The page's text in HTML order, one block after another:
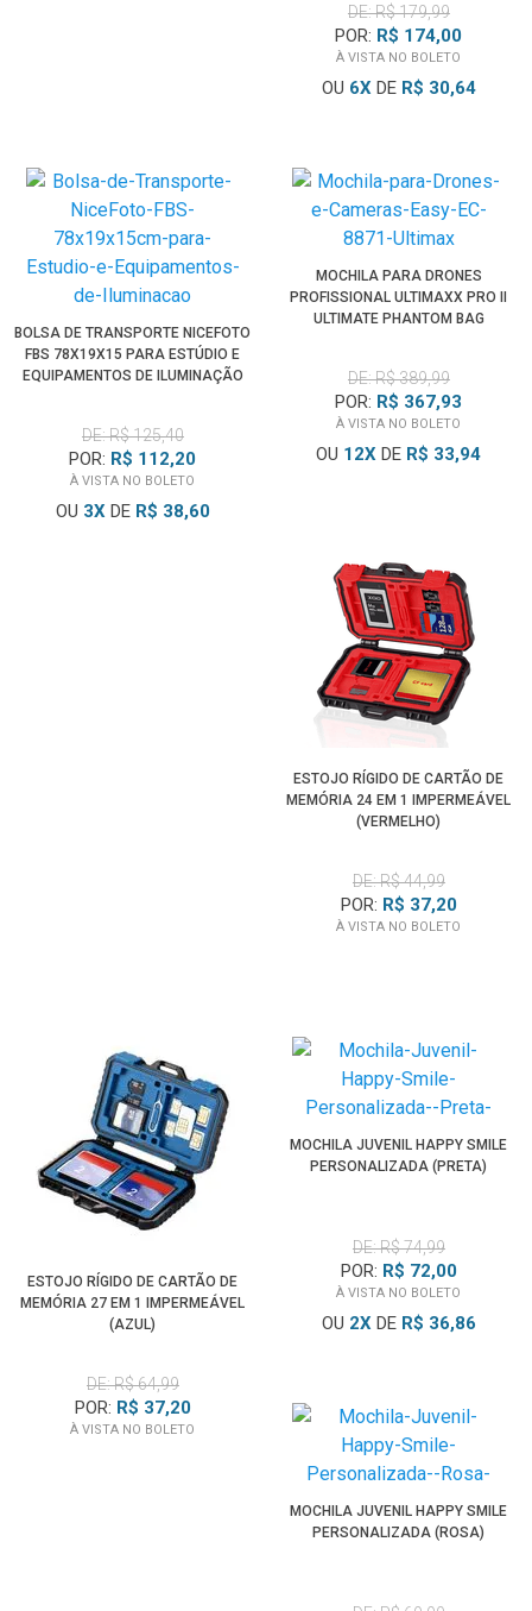
DE: R$ 179,99
POR: R$ 174,00
À VISTA NO BOLETO
OU 6XDE R$ 30,64
BOLSA DE TRANSPORTE NICEFOTO
FBS 78X19X15 PARA ESTÚDIO E
EQUIPAMENTOS DE ILUMINAÇÃO
DE: R$ 125,40
POR: R$ 112,20
À VISTA NO BOLETO
OU 3XDE R$ 38,60
MOCHILA PARA DRONES
PROFISSIONAL ULTIMAXX PRO II
ULTIMATE PHANTOM BAG
DE: R$ 389,99
POR: R$ 367,93
À VISTA NO BOLETO
OU 12X DE R$ 33,94
ESTOJO RÍGIDO DE CARTÃO DE
MEMÓRIA 24 EM 1 IMPERMEÁVEL
(VERMELHO)
DE: R$ 44,99
POR: R$ 37,20
À VISTA NO BOLETO
ESTOJO RÍGIDO DE CARTÃO DE
MEMÓRIA 27 EM 1 IMPERMEÁVEL
(AZUL)
DE: R$ 64,99
POR: R$ 37,20
À VISTA NO BOLETO
MOCHILA JUVENIL HAPPY SMILE
PERSONALIZADA (PRETA)
DE: R$ 74,99
POR: R$ 72,00
À VISTA NO BOLETO
OU 2XDE R$ 36,86
MOCHILA JUVENIL HAPPY SMILE
PERSONALIZADA (ROSA)